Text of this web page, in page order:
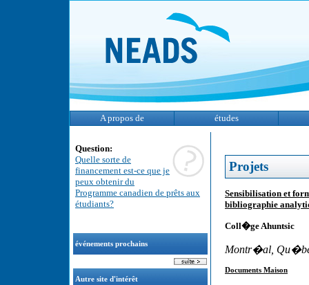
A propos de études
Question:
Quelle sorte de
financement est-ce que je
peux obtenir du
Programme canadien de prêts aux
étudiants?
événements prochains
Autre site d'intérêt
Projets
Sensibilisation et
bibliographie
Coll�ge Ahuntsic
Montr�al,
Documents Maison